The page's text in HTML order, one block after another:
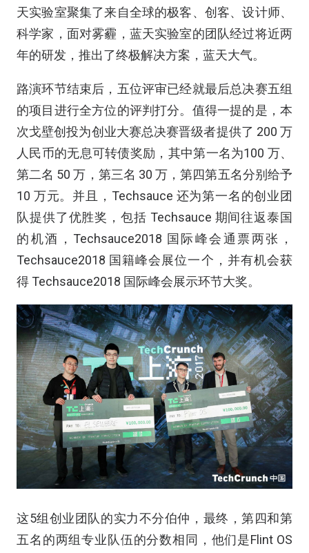
天实验室聚集了来自全球的极客、创客、设计师、
科学家，面对雾霾，蓝天实验室的团队经过将近两
年的研发，推出了终极解决方案，蓝天大气。
路演环节结束后，五位评审已经就最后总决赛五组
的项目进行全方位的评判打分。值得一提的是，本
次戈壁创投为创业大赛总决赛晋级者提供了 200 万
人民币的无息可转债奖励，其中第一名为100 万、
第二名 50 万，第三名 30 万，第四第五名分别给予
10 万元。并且，Techsauce 还为第一名的创业团
队提供了优胜奖，包括 Techsauce 期间往返泰国
的机酒，Techsauce2018 国际峰会通票两张，
Techsauce2018 国籍峰会展位一个，并有机会获
得 Techsauce2018 国际峰会展示环节大奖。
这5组创业团队的实力不分伯仲，最终，第四和第
五名的两组专业队伍的分数相同，他们是Flint OS